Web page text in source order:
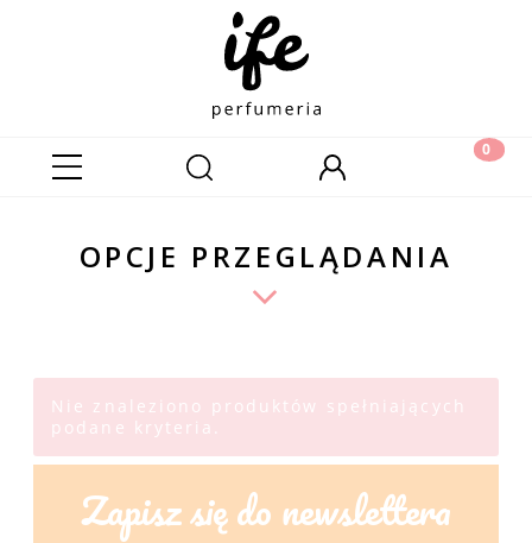
OPCJE PRZEGLĄDANIA
Nie znaleziono produktów spełniających
podane kryteria.
Zapisz się do newslettera